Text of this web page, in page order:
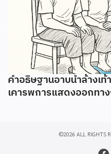
คำอธิษฐานอาบน้ำล้างเ
เคารพการแสดงออกทา
©2026 ALL RIGHTS